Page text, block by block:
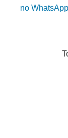
no WhatsApp